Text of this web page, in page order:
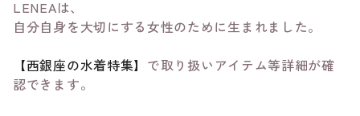
LENEAは、
自分自身を大切にする女性のために生まれました。
【西銀座の水着特集】 で取り扱いアイテム等詳細が確
認できます。